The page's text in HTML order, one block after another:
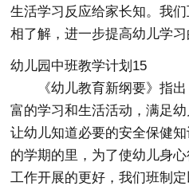
生活学习反应给家长知。我
相了解，进一步提高幼儿学习
幼儿园中班教学计划15
《幼儿教育新纲要》指
富的学习和生活活动，满足
让幼儿知道必要的安全保健
的学期的里，为了使幼儿身
工作开展的更好，我们班制定